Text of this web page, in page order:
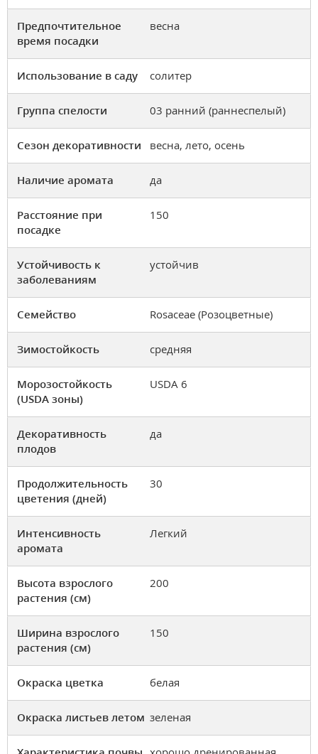
Предпочтительное
время посадки
весна
Использование в саду солитер
Группа спелости 03 ранний (раннеспелый)
Сезон декоративности весна, лето, осень
Наличие аромата да
Расстояние при
посадке
150
Устойчивость к
заболеваниям
устойчив
Семейство Rosaceae (Розоцветные)
Зимостойкость средняя
Морозостойкость
(USDA зоны)
USDA 6
Декоративность
плодов
да
Продолжительность
цветения (дней)
30
Интенсивность
аромата
Легкий
Высота взрослого
растения (см)
200
Ширина взрослого
растения (см)
150
Окраска цветка белая
Окраска листьев летом зеленая